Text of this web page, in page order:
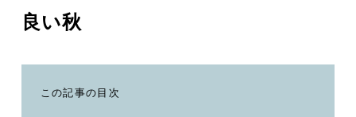
良い秋
この記事の目次